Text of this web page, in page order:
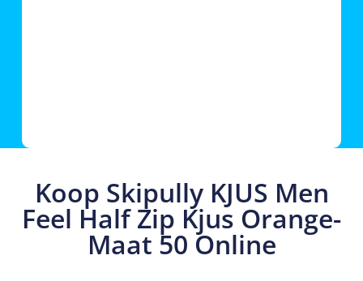
Koop Skipully KJUS Men
Feel Half Zip Kjus Orange-
Maat 50 Online